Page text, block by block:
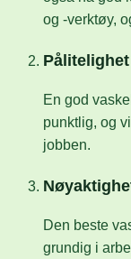
og -verktøy,
Pålitelighet
En god
punktlig, og
jobben.
Den beste
grundig i